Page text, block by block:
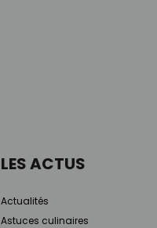
LES ACTUS
Actualités
Astuces culinaires